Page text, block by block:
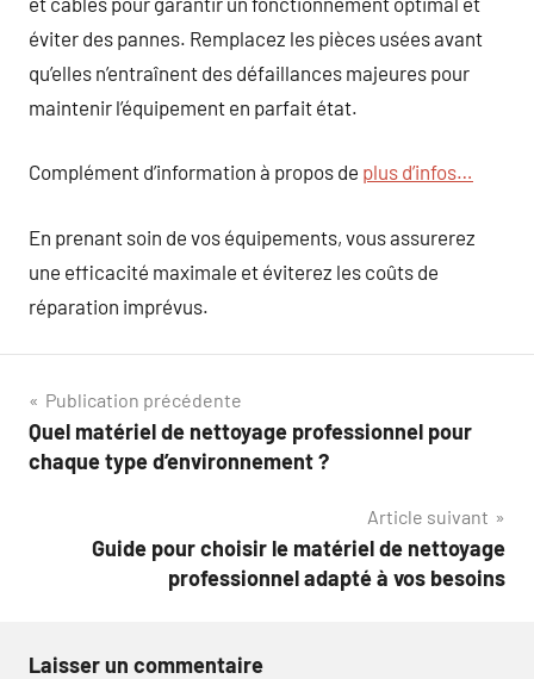
éviter des pannes. Remplacez les pièces usées avant
qu’elles n’entraînent des défaillances majeures pour
maintenir l’équipement en parfait état.
Complément d’information à propos de plus d’infos…
En prenant soin de vos équipements, vous assurerez
une efficacité maximale et éviterez les coûts de
réparation imprévus.
Navigation
de
Publication précédente
Quel matériel de nettoyage professionnel pour
chaque type d’environnement ?
Article suivant
Guide pour choisir le matériel de nettoyage
professionnel adapté à vos besoins
Laisser un commentaire